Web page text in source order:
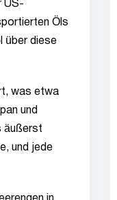
US-
Öls
über diese
was etwa
und
äußerst
und jede